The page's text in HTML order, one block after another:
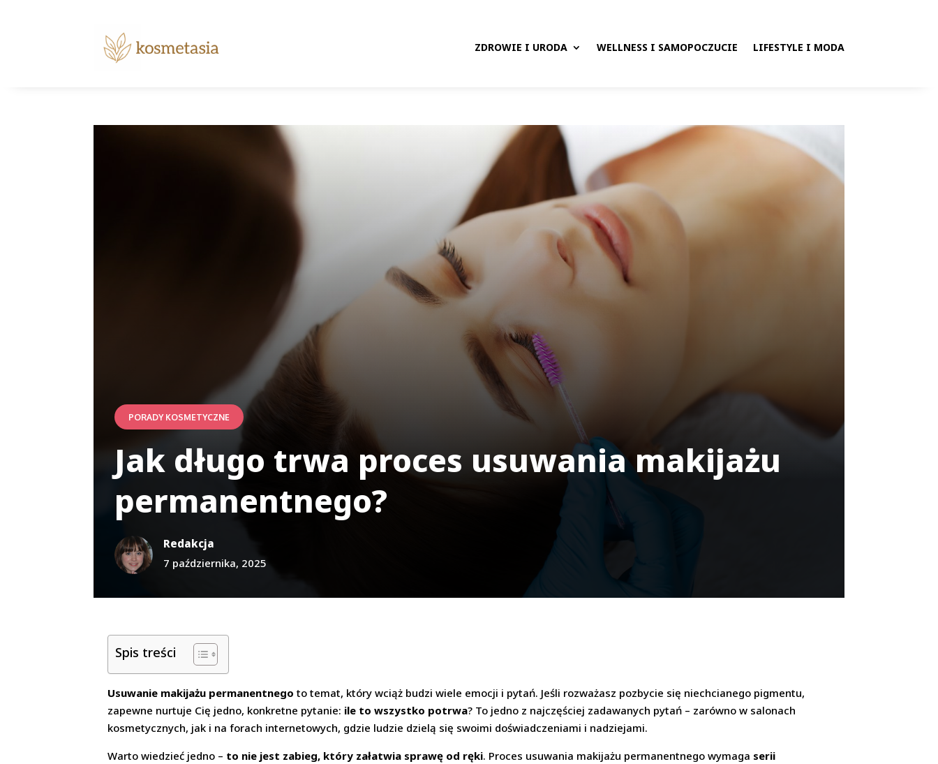
ZDROWIE I URODA WELLNESS I SAMOPOCZUCIE LIFESTYLE I MODA
PORADY KOSMETYCZNE
Jak długo trwa proces usuwania makijażu
permanentnego?
Redakcja
7 października, 2025
Spis treści
Usuwanie makijażu permanentnego to temat, który wciąż budzi wiele emocji i pytań. Jeśli rozważasz pozbycie się niechcianego pigmentu,
zapewne nurtuje Cię jedno, konkretne pytanie: ile to wszystko potrwa? To jedno z najczęściej zadawanych pytań – zarówno w salonach
kosmetycznych, jak i na forach internetowych, gdzie ludzie dzielą się swoimi doświadczeniami i nadziejami.
Warto wiedzieć jedno – to nie jest zabieg, który załatwia sprawę od ręki. Proces usuwania makijażu permanentnego wymaga serii